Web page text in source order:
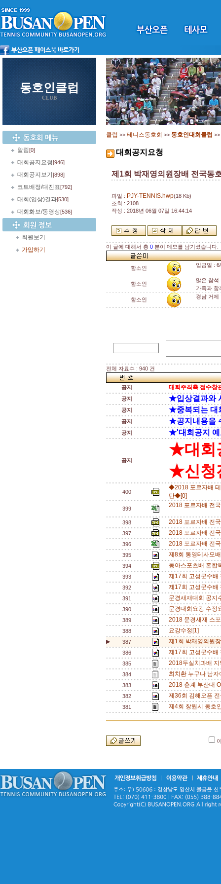
동호인클럽
CLUB
알림[0]
대회공지요청[946]
대회공지보기 [898]
코트배정/대진표[792]
대회(입상)결과[530]
대회화보/동영상[536]
회원보기
가입하기
클럽 >> 테니스동호회 >> 동호인대회클럽 >>
대회공지요청
제1회 박재영의원장배 전국동
파일 : PJY-TENNIS.hwp(18 Kb)
조회 : 2108
작성 : 2018년 06월 07일 16:44:14
이 글에 대해서 총 0 분이 메모를 남기셨습니다.
함소인 입금일 :
함소인
많은 참석
가족과 함
함소인
경남 거제
전체 자료수 : 940 건
공지 대회주최측 접수창
공지 ★입상결과와
공지 ★중복되는 대
공지 ★공지내용을
공지 ★'대회공지 예
공지
★대회
★신청
400
◆2018 포르자배
탄◆[0]
399 2018 포르자배 전
398 2018 포르자배 전
397 2018 포르자배 전
396 2018 포르자배 전
395 제8회 통영테사모
394 동아스포츠배 혼합
393 제17회 고성군수
392 제17회 고성군수
391 문경새재대회 공
390 문경대회요강 수
389 2018 문경새재 스
388 요강수정[1]
▶ 387 제1회 박재영의원
386 제17회 고성군수
385 2018두실치과배
384 최치환 누구나 남
383 2018 춘계 부산대
382 제36회 김해오픈
381 제4회 창원시 동호